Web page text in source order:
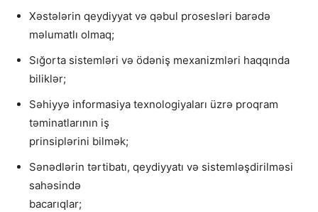
Xəstələrin qeydiyyat və qəbul prosesləri barədə
məlumatlı olmaq;
Sığorta sistemləri və ödəniş mexanizmləri haqqında
biliklər;
Səhiyyə informasiya texnologiyaları üzrə proqram
təminatlarının iş
prinsiplərini bilmək;
Sənədlərin tərtibatı, qeydiyyatı və sistemləşdirilməsi
sahəsində
bacarıqlar;